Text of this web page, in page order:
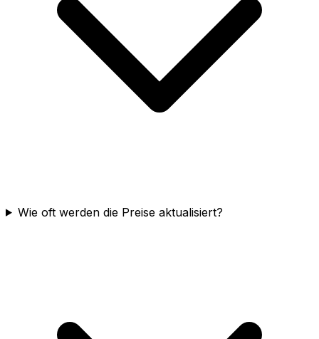
Wie oft werden die Preise aktualisiert?